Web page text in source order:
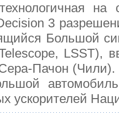
на
3
Большой
LSST),
Сера-Пачон
ускорителей